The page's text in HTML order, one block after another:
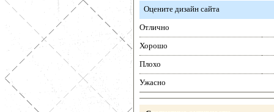
Оцените дизайн сайта
Отлично
Хорошо
Плохо
Ужасно